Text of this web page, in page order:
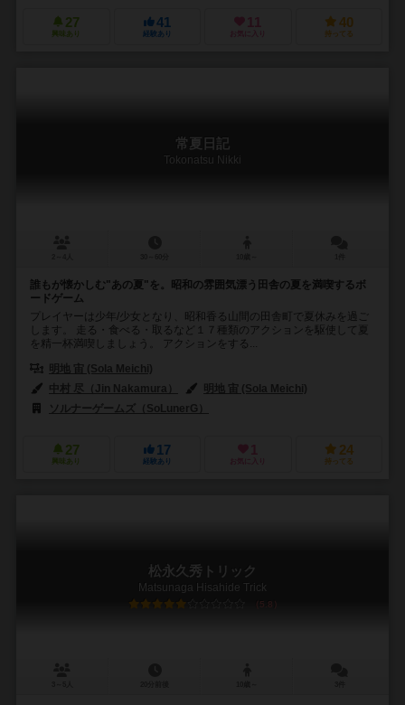
27
興味あり
41
経験あり
11
お気に入り
40
持ってる
常夏日記
Tokonatsu Nikki
誰もが懐かしむ"あの夏"を。昭和の雰囲気漂う田舎の夏を満喫するボ
ードゲーム
プレイヤーは少年/少女となり、昭和香る山間の田舎町で夏休みを過ご
します。 走る・食べる・取るなど１７種類のアクションを駆使して夏
を精一杯満喫しましょう。 アクションをする...
明地 宙 (Sola Meichi)
中村 尽（Jin Nakamura）
明地 宙 (Sola Meichi)
ソルナーゲームズ（SoLunerG）
27
興味あり
17
経験あり
1
お気に入り
24
持ってる
松永久秀トリック
Matsunaga Hisahide Trick
5.8